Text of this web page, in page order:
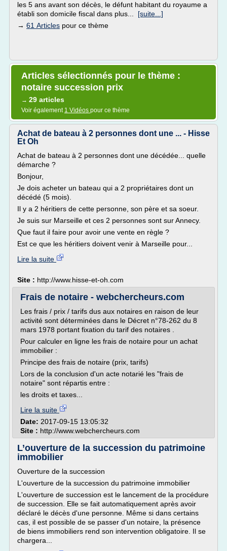
les 5 ans avant son décès, le défunt habitant du royaume a
établi son domicile fiscal dans plus... [suite...]
→ 61 Articles pour ce thème
Articles sélectionnés pour le thème :
notaire succession prix
→ 29 articles
Voir également 1 Vidéos pour ce thème
Achat de bateau à 2 personnes dont une ... - Hisse
Et Oh
Achat de bateau à 2 personnes dont une décédée... quelle
démarche ?
Bonjour,
Je dois acheter un bateau qui a 2 propriétaires dont un
décédé (5 mois).
Il y a 2 héritiers de cette personne, son père et sa soeur.
Je suis sur Marseille et ces 2 personnes sont sur Annecy.
Que faut il faire pour avoir une vente en règle ?
Est ce que les héritiers doivent venir à Marseille pour...
Lire la suite
Site : http://www.hisse-et-oh.com
Frais de notaire - webchercheurs.com
Les frais / prix / tarifs dus aux notaires en raison de leur
activité sont déterminées dans le Décret n°78-262 du 8
mars 1978 portant fixation du tarif des notaires .
Pour calculer en ligne les frais de notaire pour un achat
immobilier :
Principe des frais de notaire (prix, tarifs)
Lors de la conclusion d'un acte notarié les "frais de
notaire" sont répartis entre :
les droits et taxes...
Lire la suite
Date: 2017-09-15 13:05:32
Site : http://www.webchercheurs.com
L’ouverture de la succession du patrimoine
immobilier
Ouverture de la succession
L'ouverture de la succession du patrimoine immobilier
L'ouverture de succession est le lancement de la procédure
de succession. Elle se fait automatiquement après avoir
déclaré le décès d'une personne. Même si dans certains
cas, il est possible de se passer d'un notaire, la présence
de biens immobiliers rend son intervention obligatoire. Il se
chargera...